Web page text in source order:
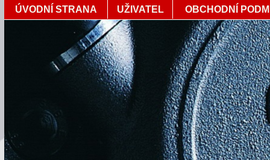
ÚVODNÍ STRANA UŽIVATEL OBCHODNÍ